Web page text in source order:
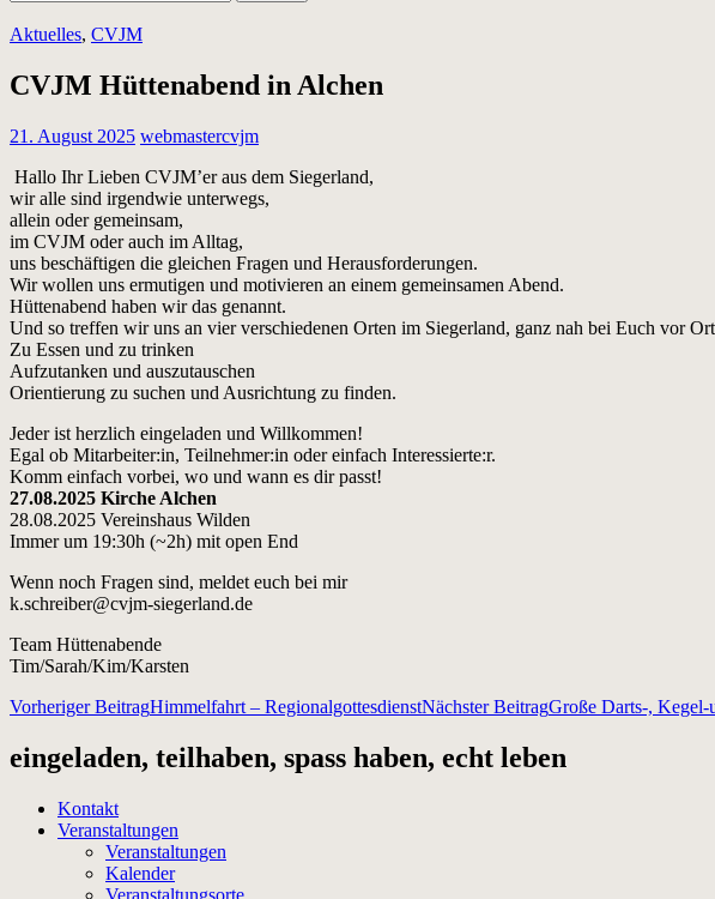
nach:
Aktuelles, CVJM
CVJM Hüttenabend in Alchen
21. August 2025 webmastercvjm
Hallo Ihr Lieben CVJM’er aus dem Siegerland,
wir alle sind irgendwie unterwegs,
allein oder gemeinsam,
im CVJM oder auch im Alltag,
uns beschäftigen die gleichen Fragen und Herausforderungen.
Wir wollen uns ermutigen und motivieren an einem gemeinsamen Abend.
Hüttenabend haben wir das genannt.
Und so treffen wir uns an vier verschiedenen Orten im Siegerland, ganz nah bei Euch vor
Zu Essen und zu trinken
Aufzutanken und auszutauschen
Orientierung zu suchen und Ausrichtung zu finden.
Jeder ist herzlich eingeladen und Willkommen!
Egal ob Mitarbeiter:in, Teilnehmer:in oder einfach Interessierte:r.
Komm einfach vorbei, wo und wann es dir passt!
27.08.2025 Kirche Alchen
28.08.2025 Vereinshaus Wilden
Immer um 19:30h (~2h) mit open End
Wenn noch Fragen sind, meldet euch bei mir
k.schreiber@cvjm-siegerland.de
Team Hüttenabende
Tim/Sarah/Kim/Karsten
Beitragsnavigation
Vorheriger BeitragHimmelfahrt – RegionalgottesdienstNächster BeitragGroße Darts-,
eingeladen, teilhaben, spass haben, echt leben
Kontakt
Veranstaltungen
Veranstaltungen
Kalender
Veranstaltungsorte